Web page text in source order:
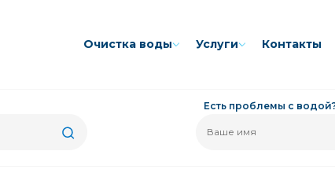
Очиcтка воды Услуги Контакты
Есть проблемы с